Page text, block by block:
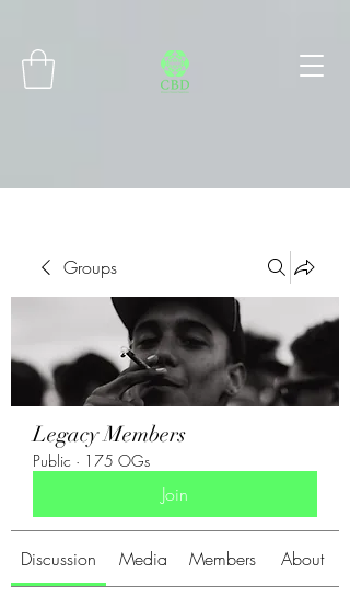
Groups
Legacy Members
Public · 175 OGs
Join
Discussion Media Members About